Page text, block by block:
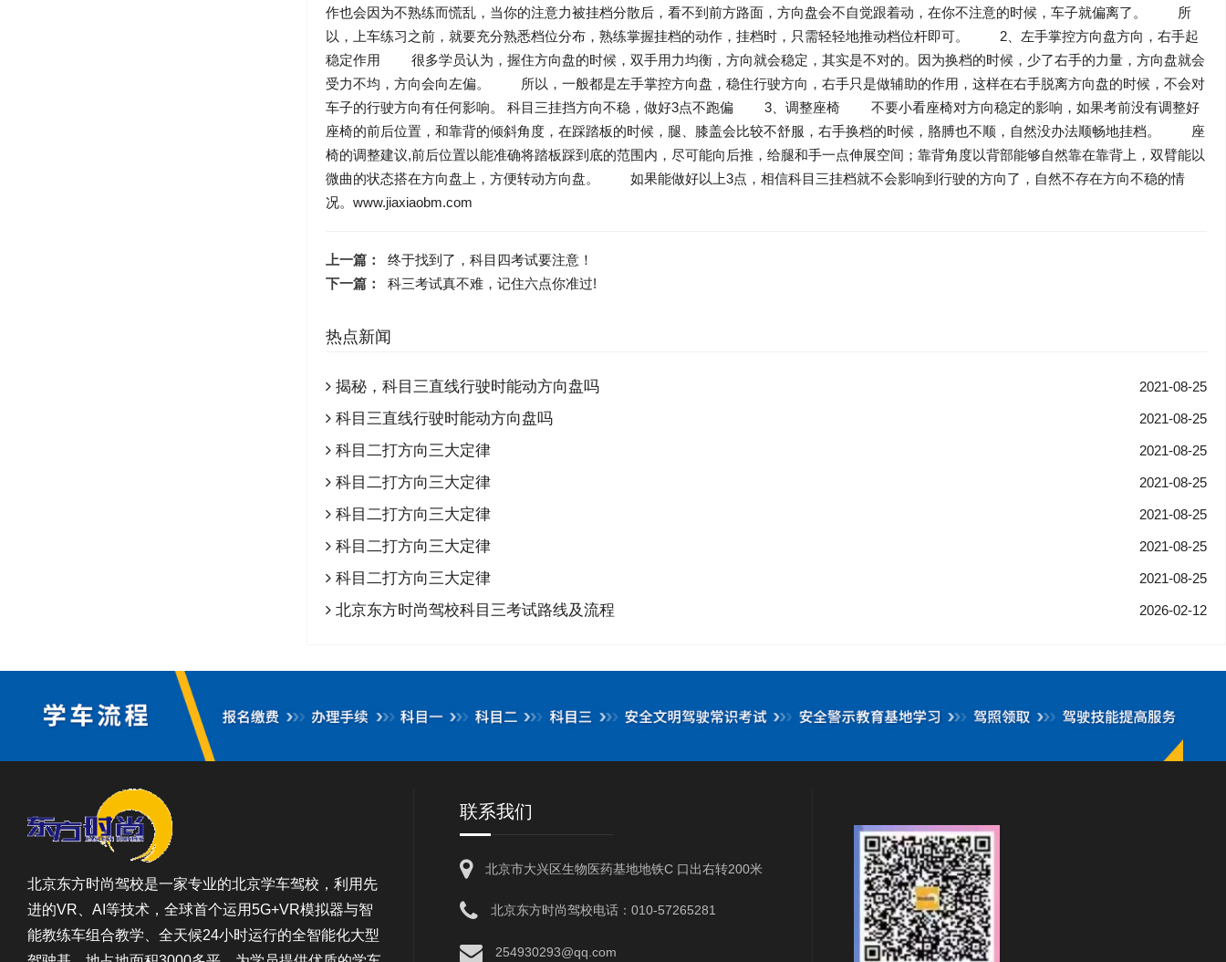
作也会因为不熟练而慌乱，当你的注意力被挂档分散后，看不到前方路面，方向盘会不自觉跟着动，在你不注意的时候，车子就偏离了。 所
以，上车练习之前，就要充分熟悉档位分布，熟练掌握挂档的动作，挂档时，只需轻轻地推动档位杆即可。 2、左手掌控方向盘方向，右手起
稳定作用 很多学员认为，握住方向盘的时候，双手用力均衡，方向就会稳定，其实是不对的。因为换档的时候，少了右手的力量，方向盘就会
受力不均，方向会向左偏。 所以，一般都是左手掌控方向盘，稳住行驶方向，右手只是做辅助的作用，这样在右手脱离方向盘的时候，不会对
车子的行驶方向有任何影响。 科目三挂挡方向不稳，做好3点不跑偏 3、调整座椅 不要小看座椅对方向稳定的影响，如果考前没有调整好
座椅的前后位置，和靠背的倾斜角度，在踩踏板的时候，腿、膝盖会比较不舒服，右手换档的时候，胳膊也不顺，自然没办法顺畅地挂档。 座
椅的调整建议,前后位置以能准确将踏板踩到底的范围内，尽可能向后推，给腿和手一点伸展空间；靠背角度以背部能够自然靠在靠背上，双臂能以
微曲的状态搭在方向盘上，方便转动方向盘。 如果能做好以上3点，相信科目三挂档就不会影响到行驶的方向了，自然不存在方向不稳的情
况。www.jiaxiaobm.com
上一篇：
终于找到了，科目四考试要注意！
下一篇：
科三考试真不难，记住六点你准过!
热点新闻
揭秘，科目三直线行驶时能动方向盘吗 2021-08-25
科目三直线行驶时能动方向盘吗 2021-08-25
科目二打方向三大定律 2021-08-25
科目二打方向三大定律 2021-08-25
科目二打方向三大定律 2021-08-25
科目二打方向三大定律 2021-08-25
科目二打方向三大定律 2021-08-25
北京东方时尚驾校科目三考试路线及流程 2026-02-12
北京东方时尚驾校是一家专业的北京学车驾校，利用先
进的VR、AI等技术，全球首个运用5G+VR模拟器与智
能教练车组合教学、全天候24小时运行的全智能化大型
联系我们
北京市大兴区生物医药基地地铁C 口出右转200米
北京东方时尚驾校电话：010-57265281
254930293@qq.com